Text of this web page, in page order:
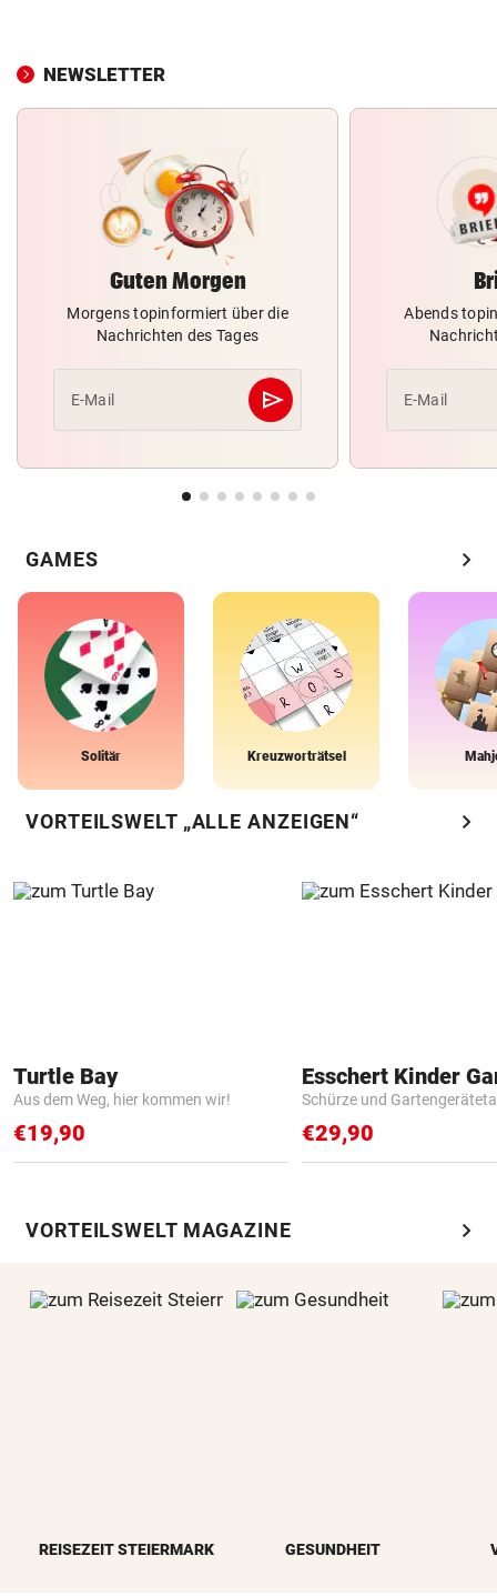
NEWSLETTER
Guten Morgen
Morgens topinformiert über die
Nachrichten des Tages
E-Mail send
Abschicken
Abends
E-Mail
GAMES chevron_right
Solitär Kreuzworträtsel
VORTEILSWELT „ALLE ANZEIGEN“ chevron_right
Turtle Bay
Aus dem Weg, hier kommen wir!
€19,90
Schürze und
€29,90
VORTEILSWELT MAGAZINE chevron_right
REISEZEIT STEIERMARK GESUNDHEIT